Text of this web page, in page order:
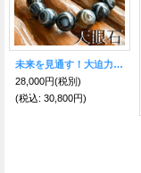
未来を見通す！大迫力！邪気を払いのブラック天眼石ブレスレット 16ミリ珠
28,000円(税別)
(税込: 30,800円)